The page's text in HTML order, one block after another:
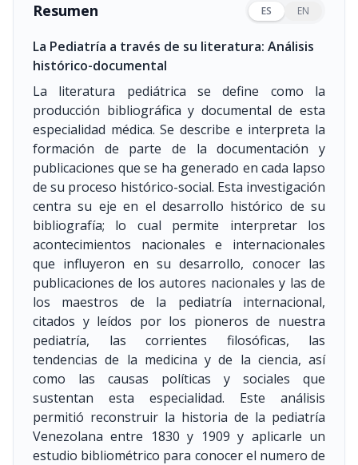
Resumen ES EN
La Pediatría a través de su literatura: Análisis
histórico-documental
La literatura pediátrica se define como la
producción bibliográfica y documental de esta
especialidad médica. Se describe e interpreta la
formación de parte de la documentación y
publicaciones que se ha generado en cada lapso
de su proceso histórico-social. Esta investigación
centra su eje en el desarrollo histórico de su
bibliografía; lo cual permite interpretar los
acontecimientos nacionales e internacionales
que influyeron en su desarrollo, conocer las
publicaciones de los autores nacionales y las de
los maestros de la pediatría internacional,
citados y leídos por los pioneros de nuestra
pediatría, las corrientes filosóficas, las
tendencias de la medicina y de la ciencia, así
como las causas políticas y sociales que
sustentan esta especialidad. Este análisis
permitió reconstruir la historia de la pediatría
Venezolana entre 1830 y 1909 y aplicarle un
estudio bibliométrico para conocer el numero de